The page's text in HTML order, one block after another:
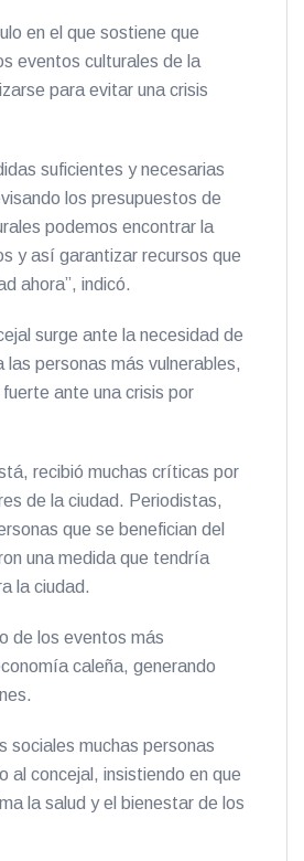
en el que sostiene que
eventos culturales de la
para evitar una crisis
suficientes y necesarias
los presupuestos de
podemos encontrar la
y así garantizar recursos que
ahora”, indicó.
surge ante la necesidad de
personas más vulnerables,
ante una crisis por
recibió muchas críticas por
de la ciudad. Periodistas,
que se benefician del
una medida que tendría
la ciudad.
de los eventos más
caleña, generando
sociales muchas personas
al concejal, insistiendo en que
la salud y el bienestar de los